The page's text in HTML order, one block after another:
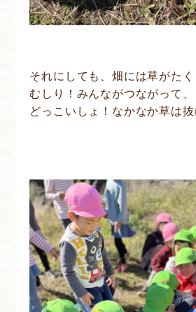
それにしても、畑には草がた
むしり！みんながつながって、
どっこいしょ！なかなか草は抜